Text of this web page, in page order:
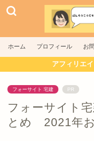
ホーム プロフィール お
アフィリエ
フォーサイト 宅建 PR
フォーサイト
とめ 2021年